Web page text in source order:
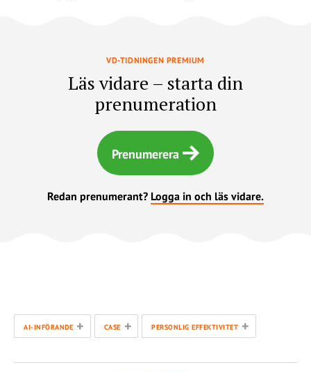
VD-TIDNINGEN PREMIUM
Läs vidare – starta din
prenumeration
Prenumerera
Redan prenumerant? Logga in och läs vidare.
AI-INFÖRANDE + CASE + PERSONLIG EFFEKTIVITET +